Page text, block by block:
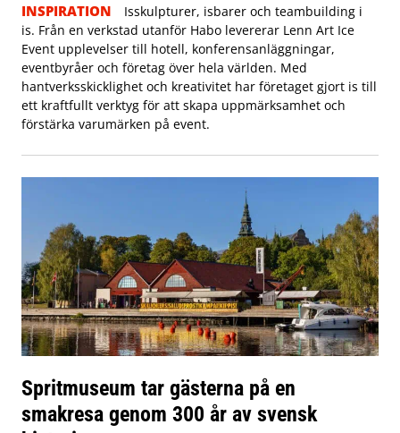
INSPIRATION
Isskulpturer, isbarer och teambuilding i
is. Från en verkstad utanför Habo levererar Lenn Art Ice
Event upplevelser till hotell, konferensanläggningar,
eventbyråer och företag över hela världen. Med
hantverksskicklighet och kreativitet har företaget gjort is till
ett kraftfullt verktyg för att skapa uppmärksamhet och
förstärka varumärken på event.
Spritmuseum tar gästerna på en
smakresa genom 300 år av svensk